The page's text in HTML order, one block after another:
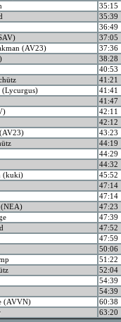
35:15
35:39
36:49
37:05
(AV23)
37:36
38:28
40:53
41:21
(Lycurgus)
41:41
41:47
42:11
42:12
43:23
44:19
44:29
44:32
(kuki)
45:52
47:14
47:14
(NEA)
47:23
47:39
47:52
47:59
50:06
51:22
52:04
54:39
54:39
(AVVN)
60:38
63:20